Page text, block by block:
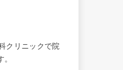
クリニックで院